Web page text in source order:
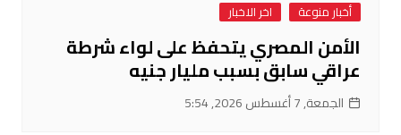
أخبار منوعة اخر الاخبار
الأمن المصري يتحفظ على لواء شرطة
عراقي سابق بسبب مليار جنيه
الجمعة, 7 أغسطس 2026, 5:54